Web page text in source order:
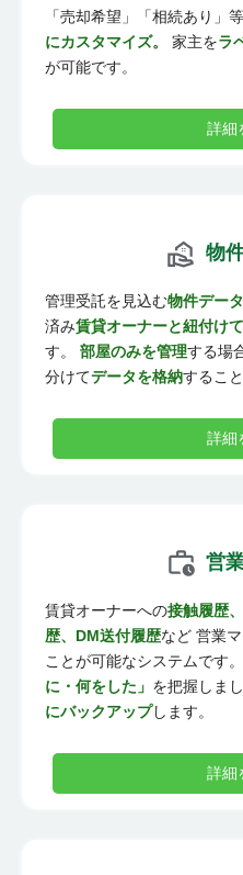
「売却希望」「相続あり」
にカスタマイズ。
家主をラ
が可能です。
詳細
物
管理受託を見込む物件データ
済み賃貸オーナーと紐付けて
す。 部屋のみを管理する場
分けてデータを格納するこ
詳細
営
賃貸オーナーへの接触履歴
歴、DM送付履歴など 営業
ことが可能なシステムです。
に・何をした」 を把握しま
にバックアップします。
詳細